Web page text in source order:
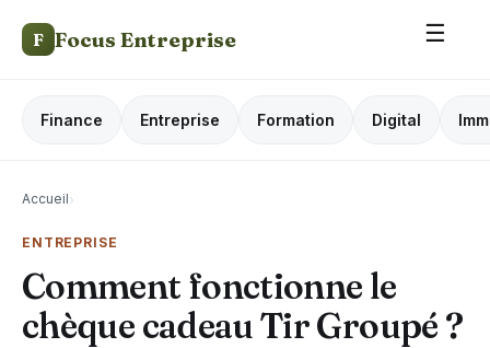
F Focus Entreprise ☰
Finance Entreprise Formation Digital
Accueil›
ENTREPRISE
Comment fonctionne le
chèque cadeau Tir Groupé ?